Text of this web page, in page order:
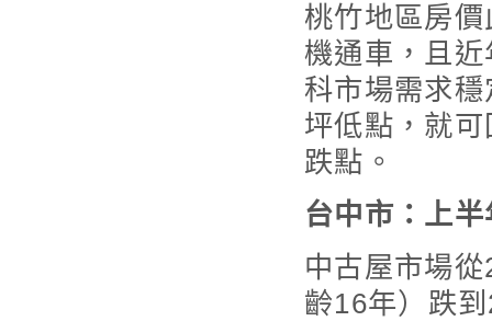
桃竹地區房
機通車，且
科市場需求
坪低點，就
跌點。
台中市：上
中古屋市場
齡16年）跌